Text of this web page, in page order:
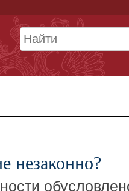
незаконно?